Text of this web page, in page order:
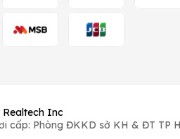
Realtech Inc
cấp: Phòng ĐKKD sở KH & ĐT TP